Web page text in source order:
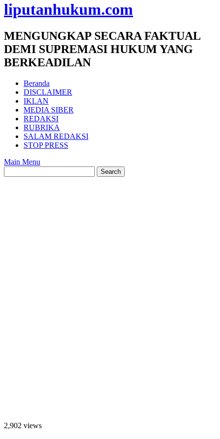
liputanhukum.com
MENGUNGKAP SECARA FAKTUAL
DEMI SUPREMASI HUKUM YANG
BERKEADILAN
Beranda
DISCLAIMER
IKLAN
MEDIA SIBER
REDAKSI
RUBRIKA
SALAM REDAKSI
STOP PRESS
Main Menu
2,902 views